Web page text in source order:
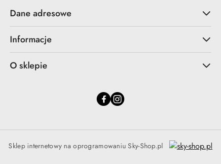
Dane adresowe
Informacje
O sklepie
Sklep internetowy na oprogramowaniu Sky-Shop.pl